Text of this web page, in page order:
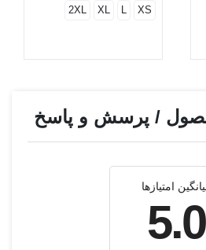
XS
L
XL
2XL
/ پرسش و پاسخ
امتیازها
5.0